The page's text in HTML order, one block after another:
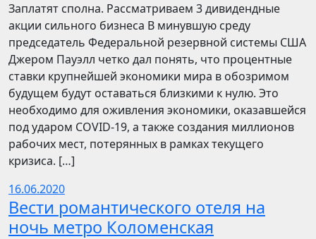
Заплатят сполна. Рассматриваем 3 дивидендные
акции сильного бизнеса В минувшую среду
председатель Федеральной резервной системы США
Джером Пауэлл четко дал понять, что процентные
ставки крупнейшей экономики мира в обозримом
будущем будут оставаться близкими к нулю. Это
необходимо для оживления экономики, оказавшейся
под ударом COVID-19, а также создания миллионов
рабочих мест, потерянных в рамках текущего
кризиса. […]
16.06.2020
Вести романтического отеля на
ночь метро Коломенская